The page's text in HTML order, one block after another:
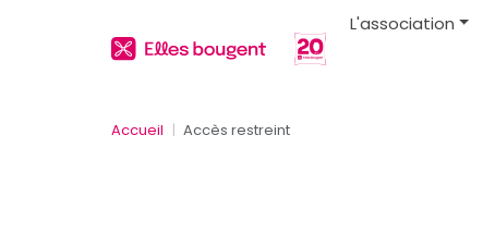
L'association
Accueil Accès restreint